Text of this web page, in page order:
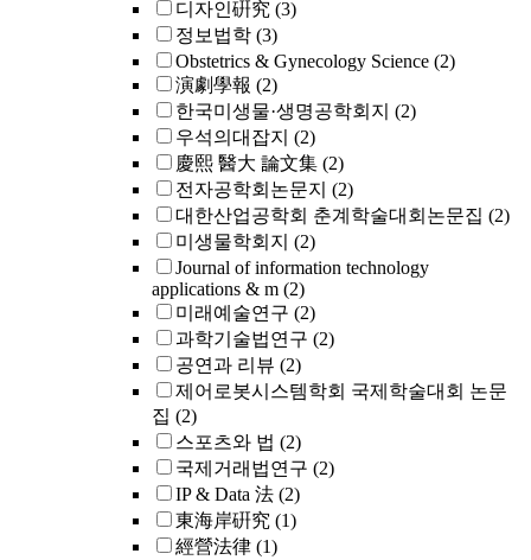
디자인硏究 (3)
정보법학 (3)
Obstetrics & Gynecology Science (2)
演劇學報 (2)
한국미생물·생명공학회지 (2)
우석의대잡지 (2)
慶熙 醫大 論文集 (2)
전자공학회논문지 (2)
대한산업공학회 춘계학술대회논문집 (2)
미생물학회지 (2)
Journal of information technology
applications & m (2)
미래예술연구 (2)
과학기술법연구 (2)
공연과 리뷰 (2)
제어로봇시스템학회 국제학술대회 논문
집 (2)
스포츠와 법 (2)
국제거래법연구 (2)
IP & Data 法 (2)
東海岸硏究 (1)
經營法律 (1)